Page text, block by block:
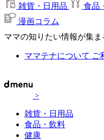
雑貨・日用品 食品
漫画コラム
ママの知りたい情報が集ま
ママテナについて ご
>
雑貨・日用品
食品・飲料
健康